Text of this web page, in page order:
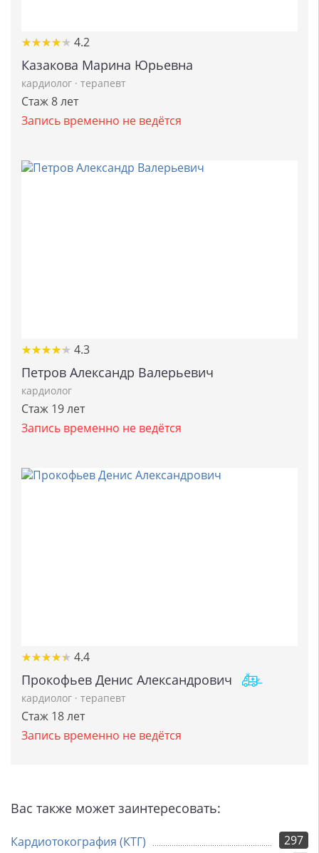
★★★★★
★★★★★ 4.2
Казакова Марина Юрьевна
кардиолог · терапевт
Стаж 8 лет
Запись временно не ведётся
★★★★★
★★★★★ 4.3
Петров Александр Валерьевич
кардиолог
Стаж 19 лет
Запись временно не ведётся
★★★★★
★★★★★ 4.4
Прокофьев Денис Александрович
кардиолог · терапевт
Стаж 18 лет
Запись временно не ведётся
Вас также может заинтересовать:
297
Кардиотокография (КТГ)